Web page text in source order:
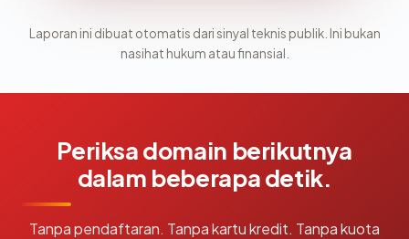
Laporan ini dibuat otomatis dari sinyal teknis publik. Ini bukan
nasihat hukum atau finansial.
Periksa domain berikutnya
dalam beberapa detik.
Tanpa pendaftaran. Tanpa kartu kredit. Tanpa kuota